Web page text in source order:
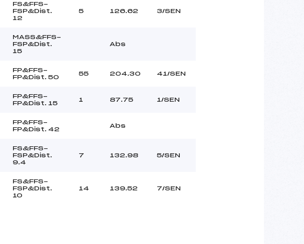
FS&FFS-
FSP&Dist.
12
5 126.62 3/SEN
MASS&FFS-
FSP&Dist.
15
Abs
FP&FFS-
FP&Dist. 50
55 204.30 41/SEN
FP&FFS-
FP&Dist. 15
1 87.75 1/SEN
FP&FFS-
FP&Dist. 42
Abs
FS&FFS-
FSP&Dist.
9.4
7 132.98 5/SEN
FS&FFS-
FSP&Dist.
10
14 139.52 7/SEN